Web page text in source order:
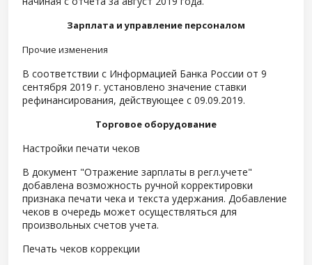
Зарплата и управление персоналом
Прочие изменения
В соответствии с Информацией Банка России от 9
сентября 2019 г. установлено значение ставки
рефинансирования, действующее с 09.09.2019.
Торговое оборудование
Настройки печати чеков
В документ "Отражение зарплаты в регл.учете"
добавлена возможность ручной корректировки
признака печати чека и текста удержания. Добавление
чеков в очередь может осуществляться для
произвольных счетов учета.
Печать чеков коррекции